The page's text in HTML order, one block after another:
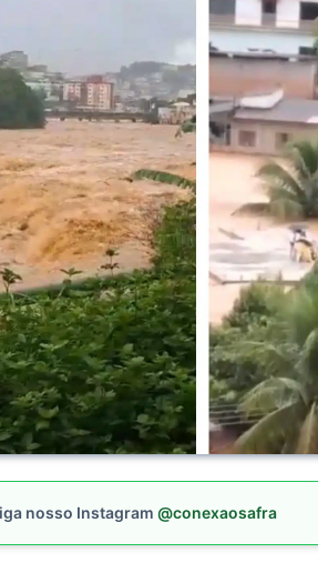
nosso Instagram @conexaosafra